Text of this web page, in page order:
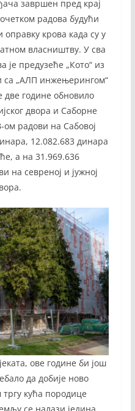
завршен пред крај
радова будући
крова када су у
власништву. У сва
је предузеће „Кото“ из
са „АЛП инжењерингом“
године обновило
двора и Саборне
радови на Сабовој
12.082.683 динара
а на 31.969.636
на севреној и јужној
ове године би још
да добије ново
кућа породице
се налази једина